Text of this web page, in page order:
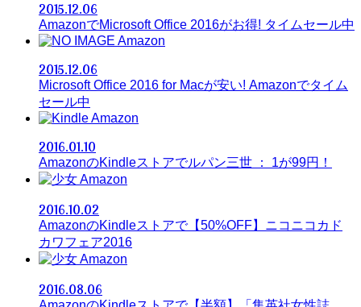
2015.12.06
AmazonでMicrosoft Office 2016がお得! タイムセール中
Amazon
2015.12.06
Microsoft Office 2016 for Macが安い! Amazonでタイム
セール中
Amazon
2016.01.10
AmazonのKindleストアでルパン三世 ： 1が99円！
Amazon
2016.10.02
AmazonのKindleストアで【50%OFF】ニコニコカド
カワフェア2016
Amazon
2016.08.06